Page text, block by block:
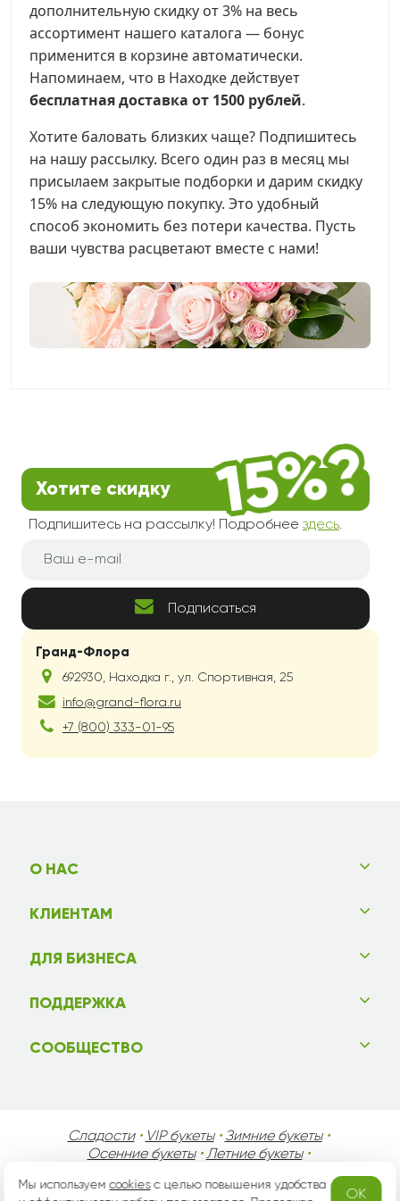
дополнительную скидку от 3% на весь
ассортимент нашего каталога — бонус
применится в корзине автоматически.
Напоминаем, что в Находке действует
бесплатная доставка от 1500 рублей.
Хотите баловать близких чаще? Подпишитесь
на нашу рассылку. Всего один раз в месяц мы
присылаем закрытые подборки и дарим скидку
15% на следующую покупку. Это удобный
способ экономить без потери качества. Пусть
ваши чувства расцветают вместе с нами!
Гранд-Флора
692930 Находка г. ул. Спортивная, 25
info@grand-flora.ru
+7 (800) 333-01-95
Хотите скидку
Подпишитесь на рассылку! Подробнее здесь.
Подписаться
О НАС
КЛИЕНТАМ
ДЛЯ БИЗНЕСА
ПОДДЕРЖКА
СООБЩЕСТВО
Сладости• VIP букеты• Зимние букеты•
Осенние букеты•Летние букеты•
День Святого Валентина•
День Матери• День Мужчин•Праздники!
Мы используемcookiesс целью повышения удобства
OK